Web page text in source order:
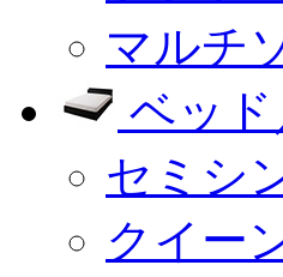
マルチ
ベッド
セミシ
クイー